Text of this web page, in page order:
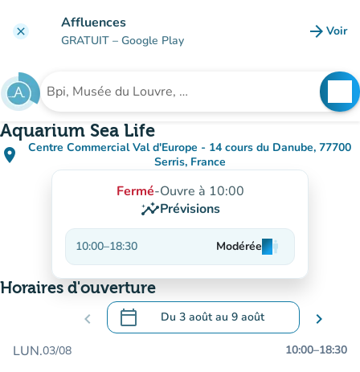
clear Affluences
GRATUIT – Google Play arrow_forward Voir
Rechercher un établissement
Aquarium Sea Life
place
Centre Commercial Val d'Europe - 14 cours du Danube, 77700
Serris, France
(ouvrir dans Google Maps)
(nouvel onglet)
Fermé-Ouvre à 10:00
insightsPrévisions
10:00–18:30 Modéréeman
man
man
Horaires d'ouverture
chevron_left calendar_today Du 3 aoûtau 9 août
.Ouvrir le calendrier pour changer de
chevron_right
LUN.03/08 10:00–18:30